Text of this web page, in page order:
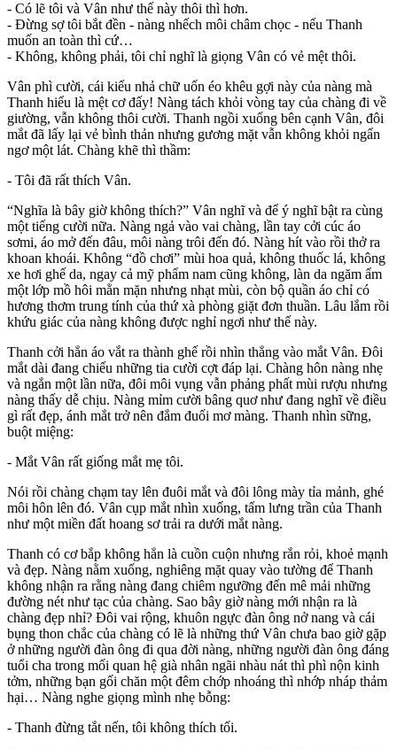
- Có lẽ tôi và Vân như thế này thôi thì hơn.
- Đừng sợ tôi bắt đền - nàng nhếch môi châm chọc - nếu Thanh
muốn an toàn thì cứ…
- Không, không phải, tôi chỉ nghĩ là giọng Vân có vẻ mệt thôi.
Vân phì cười, cái kiểu nhả chữ uốn éo khêu gợi này của nàng mà
Thanh hiểu là mệt cơ đấy! Nàng tách khỏi vòng tay của chàng đi về
giường, vẫn không thôi cười. Thanh ngồi xuống bên cạnh Vân, đôi
mắt đã lấy lại vẻ bình thản nhưng gương mặt vẫn không khỏi ngẩn
ngơ một lát. Chàng khẽ thì thầm:
- Tôi đã rất thích Vân.
“Nghĩa là bây giờ không thích?” Vân nghĩ và để ý nghĩ bật ra cùng
một tiếng cười nữa. Nàng ngả vào vai chàng, lần tay cởi cúc áo
sơmi, áo mở đến đâu, môi nàng trôi đến đó. Nàng hít vào rồi thở ra
khoan khoái. Không “đồ chơi” mùi hoa quả, không thu‌ốc l‌á, không
xe hơi ghế da, ngay cả mỹ phẩm nam cũng không, làn da ngăm ẩm
một lớp mồ hôi mằn mặn nhưng nhạt mùi, còn bộ quần áo chỉ có
hương thơm trung tính của thứ xà phòng giặt đơn thuần. Lâu lắm rồi
khứu giác của nàng không được nghỉ ngơi như thế này.
Thanh cởi hẳn áo vắt ra thành ghế rồi nhìn thẳng vào mắt Vân. Đôi
mắt dài đang chiếu những tia cười cợt đáp lại. Chàng hôn nàng nhẹ
và ngắn một lần nữa, đôi môi vụng vẫn phảng phất mùi rượu nhưng
nàng thấy dễ chịu. Nàng mỉm cười bâng quơ như đang nghĩ về điều
gì rất đẹp, ánh mắt trở nên đắm đuối mơ màng. Thanh nhìn sững,
buột miệng:
- Mắt Vân rất giống mắt mẹ tôi.
Nói rồi chàng chạm tay lên đuôi mắt và đôi lông mày tỉa mảnh, ghé
môi hôn lên đó. Vân cụp mắt nhìn xuống, tấm lưng trần của Thanh
như một miền đất hoang sơ trải ra dưới mắt nàng.
Thanh có cơ bắp không hẳn là cuồn cuộn nhưng rắn rỏi, khoẻ mạnh
và đẹp. Nàng nằm xuống, nghiêng mặt quay vào tường để Thanh
không nhận ra rằng nàng đang chiêm ngưỡng đến mê mải những
đường nét như tạc của chàng. Sao bây giờ nàng mới nhận ra là
chàng đẹp nhỉ? Đôi vai rộng, khuôn ngực đàn ông nở nang và cái
bụng thon chắc của chàng có lẽ là những thứ Vân chưa bao giờ gặp
ở những người đàn ông đi qua đời nàng, những người đàn ông đáng
tuổi cha trong mối quan hệ già nhân ngãi nhàu nát thì phì nộn kinh
tởm, những bạn gối chăn một đêm chớp nhoáng thì nhớp nháp thảm
hại… Nàng nghe giọng mình nhẹ bỗng:
- Thanh đừng tắt nến, tôi không thích tối.